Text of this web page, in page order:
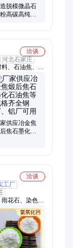
脱模微晶石
高碳高纯鳞
洽谈
河北石家庄
、石油焦、天
供应冶金焦
焦石墨化石
洽谈
工厂
花石、染色云